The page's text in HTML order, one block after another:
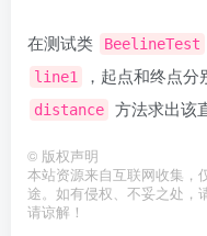
在测试类 BeelineTest
line1 ，起点和终点
distance 方法求出该
© 版权声明
本站资源来自互联网收集，
途。如有侵权、不妥之处，
请谅解！